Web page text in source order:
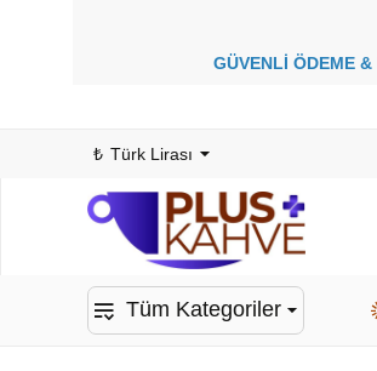
GÜVENLİ ÖDEME &
₺ Türk Lirası
Tüm Kategoriler